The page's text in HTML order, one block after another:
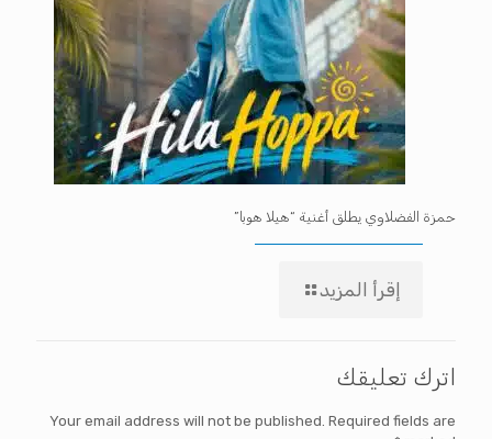
حمزة الفضلاوي يطلق أغنية “هيلا هوبا”
إقرأ المزيد
اترك تعليقك
Your email address will not be published. Required fields are